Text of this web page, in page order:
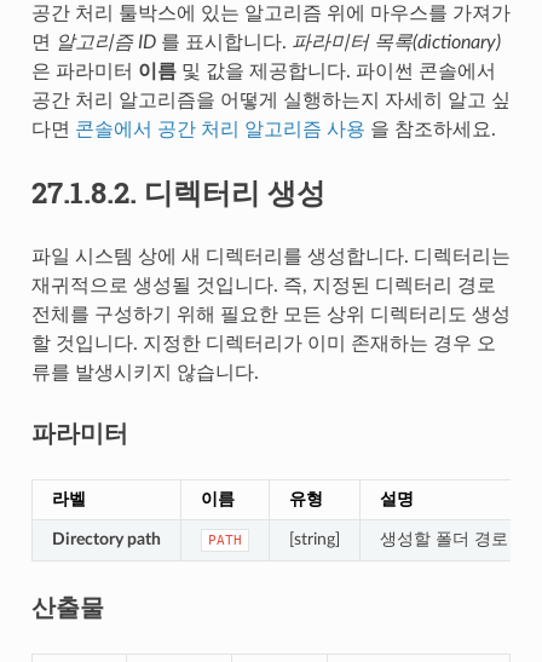
공간 처리 툴박스에 있는 알고리즘 위에 마우스를 가져가
면
알고리즘 ID를 표시합니다. 파라미터 목록(dictionary)
은 파라미터 이름및 값을 제공합니다. 파이썬 콘솔에서
공간 처리 알고리즘을 어떻게 실행하는지 자세히 알고 싶
다면 콘솔에서 공간 처리 알고리즘 사용 을 참조하세요.
27.1.8.2. 디렉터리 생성
파일 시스템 상에 새 디렉터리를 생성합니다. 디렉터리는
재귀적으로 생성될 것입니다. 즉, 지정된 디렉터리 경로
전체를 구성하기 위해 필요한 모든 상위 디렉터리도 생성
할 것입니다. 지정한 디렉터리가 이미 존재하는 경우 오
류를 발생시키지 않습니다.
파라미터
라벨 이름 유형 설명
Directory path PATH [string] 생성할 폴더 경로
산출물